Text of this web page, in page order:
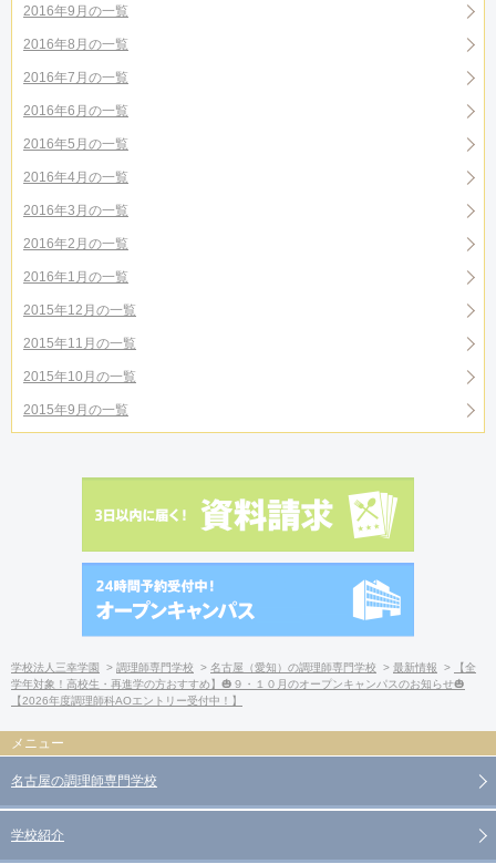
2016年9月の一覧
2016年8月の一覧
2016年7月の一覧
2016年6月の一覧
2016年5月の一覧
2016年4月の一覧
2016年3月の一覧
2016年2月の一覧
2016年1月の一覧
2015年12月の一覧
2015年11月の一覧
2015年10月の一覧
2015年9月の一覧
学校法人三幸学園 調理師専門学校 名古屋（愛知）の調理師専門学校 最新情報
【全
学年対象！高校生・再進学の方おすすめ】🎃９・１０月のオープンキャンパスのお知らせ🎃
【2026年度調理師科AOエントリー受付中！】
名古屋の調理師専門学校
学校紹介